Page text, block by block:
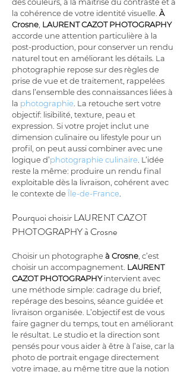
la cohérence de votre identité visuelle. À
Crosne LAURENT CAZOT PHOTOGRAPHY
accorde une attention particulière à la
post-production, pour conserver un rendu
naturel tout en améliorant les détails. La
photographie repose sur des règles de
prise de vue et de traitement, rappelées
dans l’ensemble des connaissances liées à
la photographie . La retouche sert votre
objectif: lisibilité, texture, peau et
expression. Si votre projet inclut une
dimension culinaire ou lifestyle pour un
profil, on peut aussi combiner avec une
logique d’photographie culinaire . L’idée
reste la même: produire un rendu final
exploitable dès la livraison, cohérent avec
le contexte de Île-de-France
Pourquoi choisir LAURENT CAZOT
PHOTOGRAPHY à Crosne
Choisir un photographe à Crosne , c’est
choisir un accompagnement. LAURENT
CAZOT PHOTOGRAPHY intervient avec
une méthode simple: cadrage du brief,
repérage des besoins, séance guidée et
livraison organisée. L’objectif est de vous
faire gagner du temps, tout en améliorant
le résultat. Le studio et la direction sont
pensés pour vous aider à être à l’aise, car la
photo de portrait engage directement
votre image, au même titre que la notion